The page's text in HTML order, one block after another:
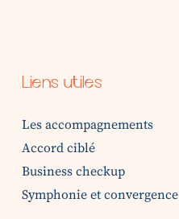
Liens utiles
Les accompagnements
Accord ciblé
Business checkup
Symphonie et convergence